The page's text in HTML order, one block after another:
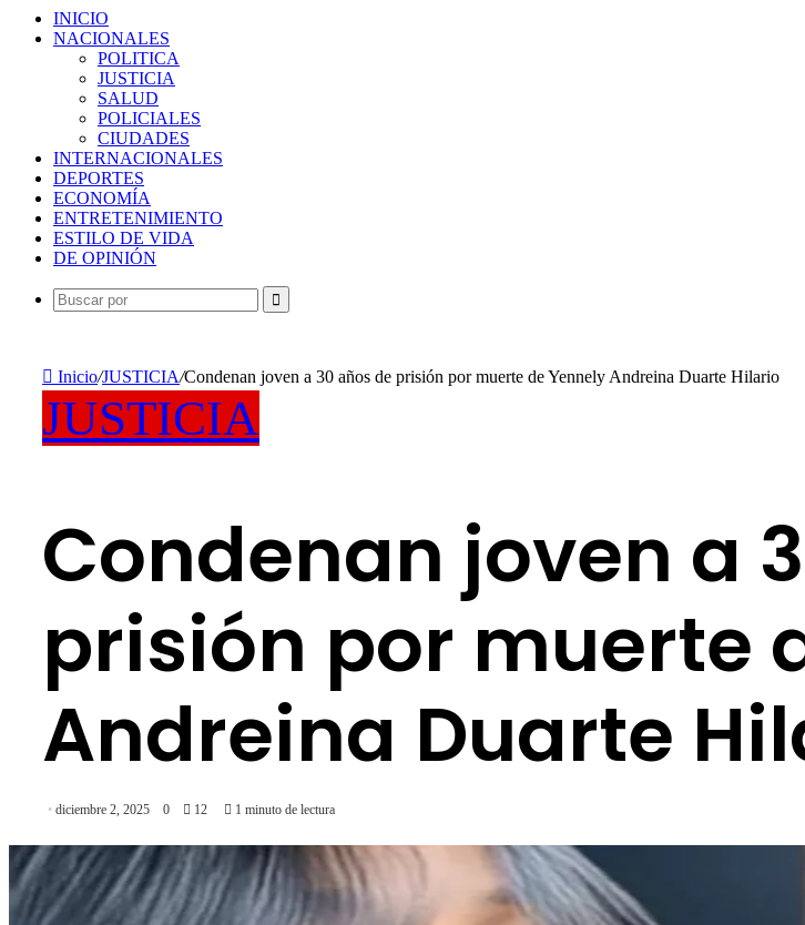
INICIO
NACIONALES
POLITICA
JUSTICIA
SALUD
POLICIALES
CIUDADES
INTERNACIONALES
DEPORTES
ECONOMÍA
ENTRETENIMIENTO
ESTILO DE VIDA
DE OPINIÓN
Buscar
Inicio/JUSTICIA/Condenan joven a 30 años de prisión por muerte de Yennely Andreina Duarte Hilario
JUSTICIA
Condenan joven a
prisión por muerte
Andreina Duarte
diciembre 2, 2025 0 12 1 minuto de lectura